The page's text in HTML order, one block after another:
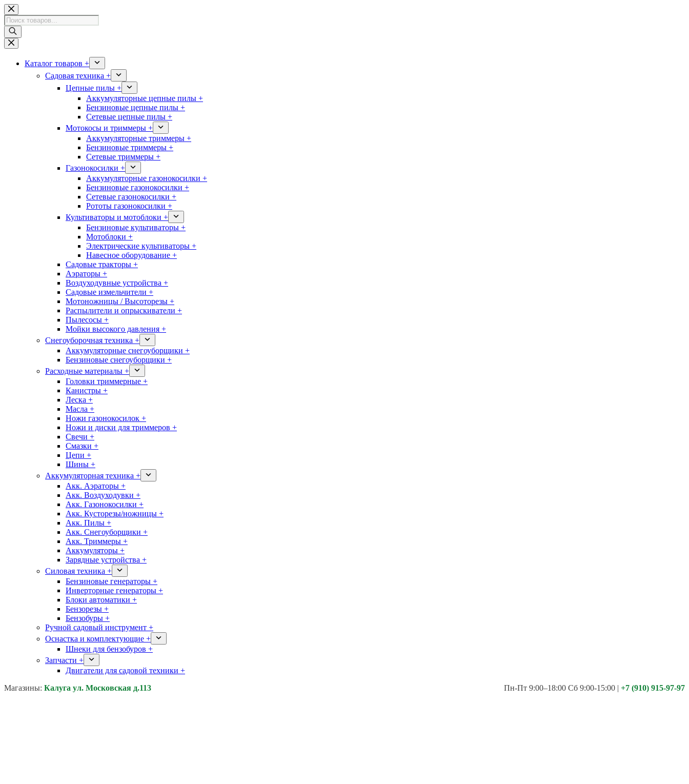
Перейти
к
сути
Поиск
товаров
Каталог товаров +
Садовая техника +
Цепные пилы +
Аккумуляторные цепные пилы +
Бензиновые цепные пилы +
Сетевые цепные пилы +
Мотокосы и триммеры +
Аккумуляторные триммеры +
Бензиновые триммеры +
Сетевые триммеры +
Газонокосилки +
Аккумуляторные газонокосилки +
Бензиновые газонокосилки +
Сетевые газонокосилки +
Рототы газонокосилки +
Культиваторы и мотоблоки +
Бензиновые культиваторы +
Мотоблоки +
Электрические культиваторы +
Навесное оборудование +
Садовые тракторы +
Аэраторы +
Воздуходувные устройства +
Садовые измельчители +
Мотоножницы / Высоторезы +
Распылители и опрыскиватели +
Пылесосы +
Мойки высокого давления +
Снегоуборочная техника +
Аккумуляторные снегоуборщики +
Бензиновые снегоуборщики +
Расходные материалы +
Головки триммерные +
Канистры +
Леска +
Масла +
Ножи газонокосилок +
Ножи и диски для триммеров +
Свечи +
Смазки +
Цепи +
Шины +
Аккумуляторная техника +
Акк. Аэраторы +
Акк. Воздуходувки +
Акк. Газонокосилки +
Акк. Кусторезы/ножницы +
Акк. Пилы +
Акк. Снегоуборщики +
Акк. Триммеры +
Аккумуляторы +
Зарядные устройства +
Силовая техника +
Бензиновые генераторы +
Инверторные генераторы +
Блоки автоматики +
Бензорезы +
Бензобуры +
Ручной садовый инструмент +
Оснастка и комплектующие +
Шнеки для бензобуров +
Запчасти +
Двигатели для садовой техники +
Магазины: Калуга ул. Московская д.113 Пн-Пт 9:00–18:00 Сб 9:00-15:00 | +7 (910) 915-97-97